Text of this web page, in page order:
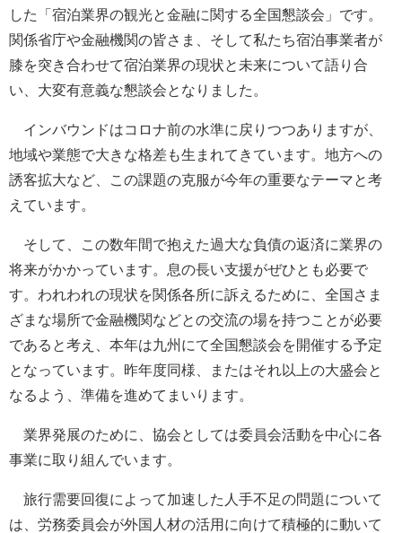
した「宿泊業界の観光と金融に関する全国懇談会」です。
関係省庁や金融機関の皆さま、そして私たち宿泊事業者が
膝を突き合わせて宿泊業界の現状と未来について語り合
い、大変有意義な懇談会となりました。
インバウンドはコロナ前の水準に戻りつつありますが、
地域や業態で大きな格差も生まれてきています。地方への
誘客拡大など、この課題の克服が今年の重要なテーマと考
えています。
そして、この数年間で抱えた過大な負債の返済に業界の
将来がかかっています。息の長い支援がぜひとも必要で
す。われわれの現状を関係各所に訴えるために、全国さま
ざまな場所で金融機関などとの交流の場を持つことが必要
であると考え、本年は九州にて全国懇談会を開催する予定
となっています。昨年度同様、またはそれ以上の大盛会と
なるよう、準備を進めてまいります。
業界発展のために、協会としては委員会活動を中心に各
事業に取り組んでいます。
旅行需要回復によって加速した人手不足の問題について
は、労務委員会が外国人材の活用に向けて積極的に動いて